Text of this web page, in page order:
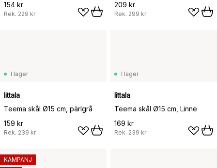
154 kr
Rek. 229 kr
209 kr
Rek. 299 kr
I lager
Iittala
Teema skål Ø15 cm, pärlgrå
159 kr
Rek. 239 kr
I lager
Iittala
Teema skål Ø15 cm, Linne
169 kr
Rek. 239 kr
KAMPANJ